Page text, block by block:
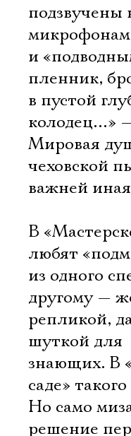
и
пленник,
в пустой
колодец…»
Мировая
чеховской
важней
В
любят
из одного
другому —
репликой,
шуткой для
знающих. В
саде»
Но само
решение